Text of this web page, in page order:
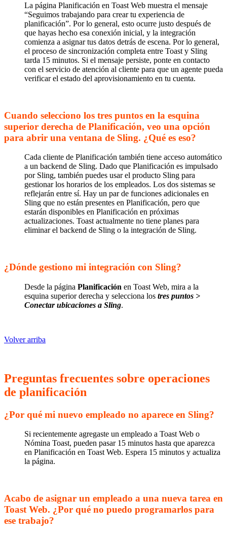
La página Planificación en Toast Web muestra el mensaje
“Seguimos trabajando para crear tu experiencia de
planificación”. Por lo general, esto ocurre justo después de
que hayas hecho esa conexión inicial, y la integración
comienza a asignar tus datos detrás de escena. Por lo general,
el proceso de sincronización completa entre Toast y Sling
tarda 15 minutos. Si el mensaje persiste, ponte en contacto
con el servicio de atención al cliente para que un agente pueda
verificar el estado del aprovisionamiento en tu cuenta.
Cuando selecciono los tres puntos en la esquina
superior derecha de Planificación, veo una opción
para abrir una ventana de Sling. ¿Qué es eso?
Cada cliente de Planificación también tiene acceso automático
a un backend de Sling. Dado que Planificación es impulsado
por Sling, también puedes usar el producto Sling para
gestionar los horarios de los empleados. Los dos sistemas se
reflejarán entre sí. Hay un par de funciones adicionales en
Sling que no están presentes en Planificación, pero que
estarán disponibles en Planificación en próximas
actualizaciones. Toast actualmente no tiene planes para
eliminar el backend de Sling o la integración de Sling.
¿Dónde gestiono mi integración con Sling?
Desde la página Planificación en Toast Web, mira a la
esquina superior derecha y selecciona los tres puntos >
Conectar ubicaciones a Sling.
Volver arriba
Preguntas frecuentes sobre operaciones
de planificación
¿Por qué mi nuevo empleado no aparece en Sling?
Si recientemente agregaste un empleado a Toast Web o
Nómina Toast, pueden pasar 15 minutos hasta que aparezca
en Planificación en Toast Web. Espera 15 minutos y actualiza
la página.
Acabo de asignar un empleado a una nueva tarea en
Toast Web. ¿Por qué no puedo programarlos para
ese trabajo?